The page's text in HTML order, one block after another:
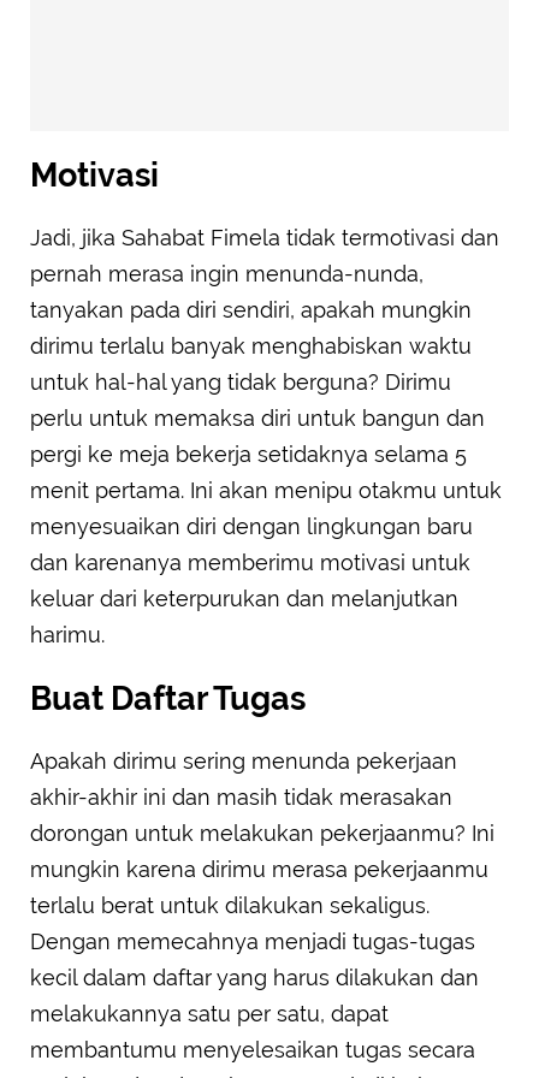
Motivasi
Jadi, jika Sahabat Fimela tidak termotivasi dan
pernah merasa ingin menunda-nunda,
tanyakan pada diri sendiri, apakah mungkin
dirimu terlalu banyak menghabiskan waktu
untuk hal-hal yang tidak berguna? Dirimu
perlu untuk memaksa diri untuk bangun dan
pergi ke meja bekerja setidaknya selama 5
menit pertama. Ini akan menipu otakmu untuk
menyesuaikan diri dengan lingkungan baru
dan karenanya memberimu motivasi untuk
keluar dari keterpurukan dan melanjutkan
harimu.
Buat Daftar Tugas
Apakah dirimu sering menunda pekerjaan
akhir-akhir ini dan masih tidak merasakan
dorongan untuk melakukan pekerjaanmu? Ini
mungkin karena dirimu merasa pekerjaanmu
terlalu berat untuk dilakukan sekaligus.
Dengan memecahnya menjadi tugas-tugas
kecil dalam daftar yang harus dilakukan dan
melakukannya satu per satu, dapat
membantumu menyelesaikan tugas secara